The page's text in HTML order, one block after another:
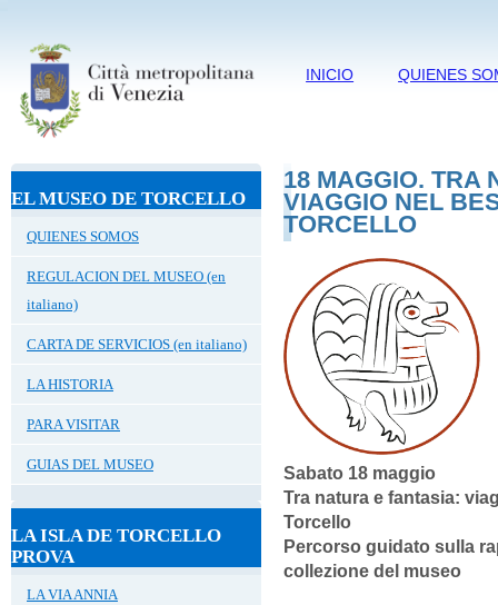
INICIO QUIENES
EL MUSEO DE TORCELLO
QUIENES SOMOS
REGULACION DEL MUSEO (en
italiano)
CARTA DE SERVICIOS (en italiano)
LA HISTORIA
PARA VISITAR
GUIAS DEL MUSEO
LA ISLA DE TORCELLO
PROVA
LA VIA ANNIA
18 MAGGIO. TRA
VIAGGIO NEL
TORCELLO
Sabato 18 maggio
Tra natura e fantasia:
Torcello
Percorso guidato sulla
collezione del museo